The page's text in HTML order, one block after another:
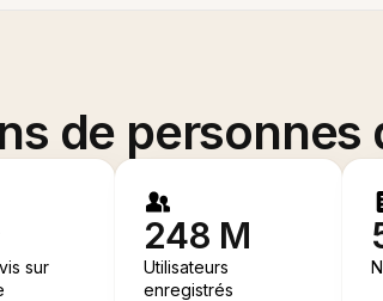
de personnes
sur
248 M
Utilisateurs
enregistrés